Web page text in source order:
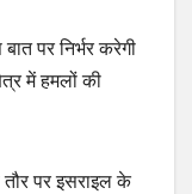
पर निर्भर करेगी
में हमलों की
पर इसराइल के